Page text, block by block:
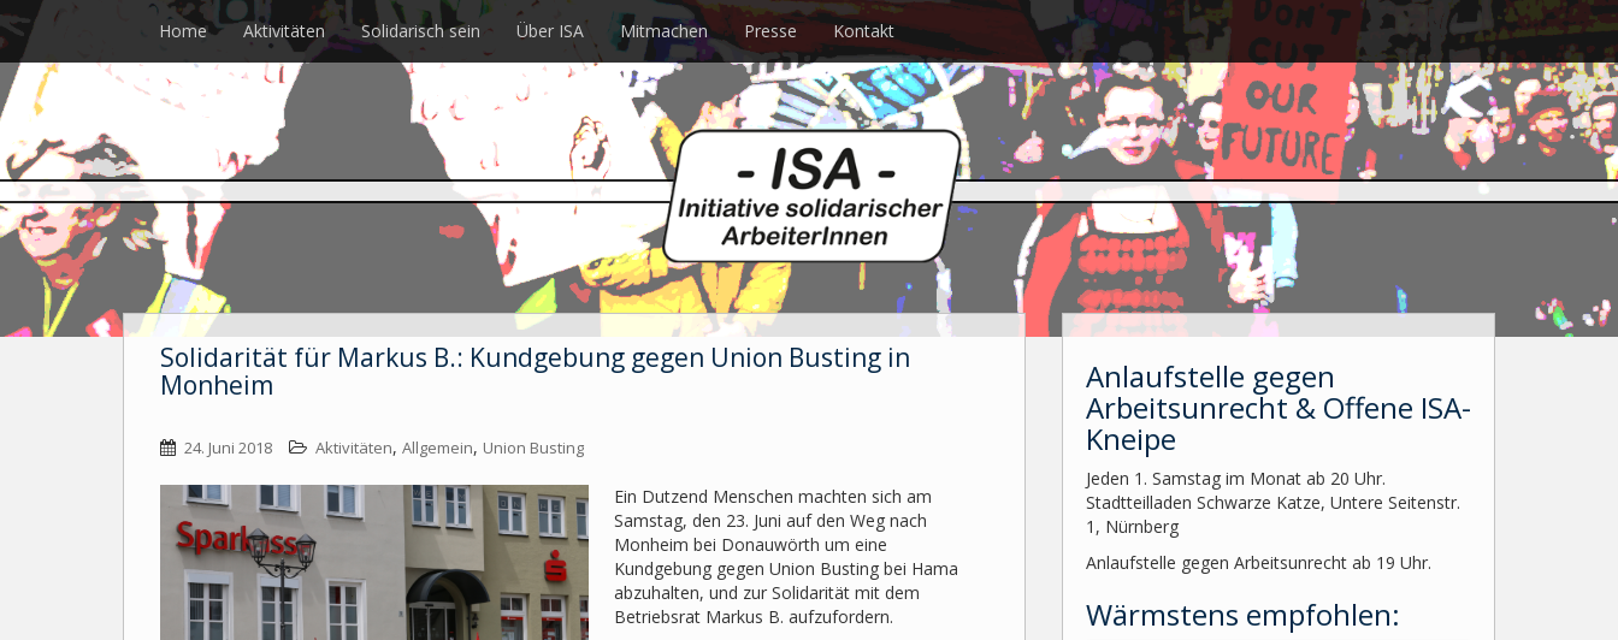
to
main
content
Home Aktivitäten Solidarisch sein Über ISA Mitmachen Presse Kontakt
Solidarität für Markus B.: Kundgebung gegen Union Busting in
Monheim
24. Juni 2018 Aktivitäten, Allgemein, Union Busting
Ein Dutzend Menschen machten sich am
Samstag, den 23. Juni auf den Weg nach
Monheim bei Donauwörth um eine
Kundgebung gegen Union Busting bei Hama
abzuhalten, und zur Solidarität mit dem
Betriebsrat Markus B. aufzufordern.
Anlaufstelle gegen
Arbeitsunrecht & Offene ISA-
Kneipe
Jeden 1. Samstag im Monat ab 20 Uhr.
Stadtteilladen Schwarze Katze, Untere Seitenstr.
1, Nürnberg
Anlaufstelle gegen Arbeitsunrecht ab 19 Uhr.
Wärmstens empfohlen: